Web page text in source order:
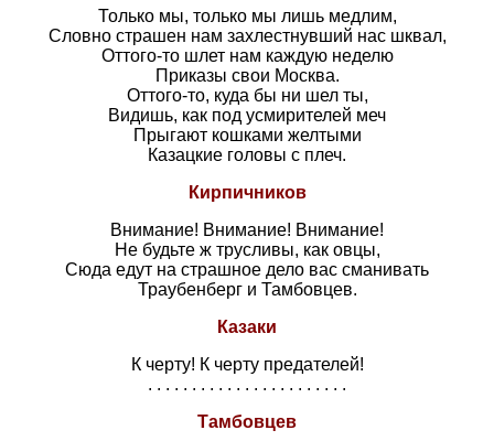
Только мы, только мы лишь медлим,
Словно страшен нам захлестнувший нас шквал,
Оттого-то шлет нам каждую неделю
Приказы свои Москва.
Оттого-то, куда бы ни шел ты,
Видишь, как под усмирителей меч
Прыгают кошками желтыми
Казацкие головы с плеч.
Кирпичников
Внимание! Внимание! Внимание!
Не будьте ж трусливы, как овцы,
Сюда едут на страшное дело вас сманивать
Траубенберг и Тамбовцев.
Казаки
К черту! К черту предателей!
. . . . . . . . . . . . . . . . . . . . . . .
Тамбовцев